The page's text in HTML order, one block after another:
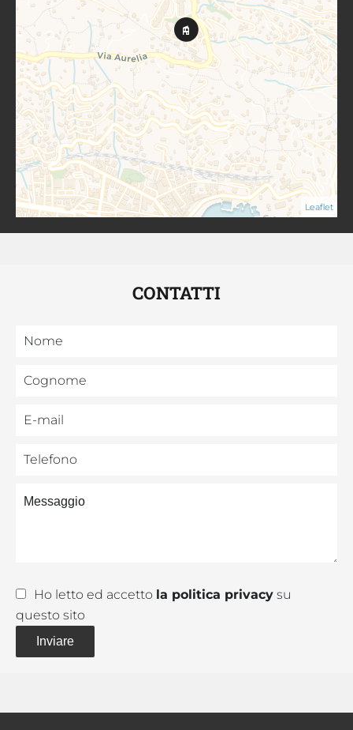
Leaflet
CONTATTI
Ho letto ed accetto la politica privacy su
questo sito
Inviare